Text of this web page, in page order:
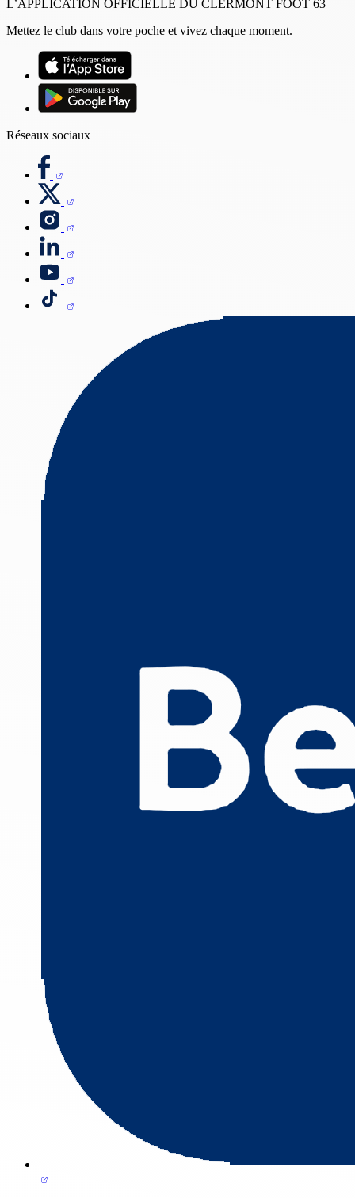
L’APPLICATION OFFICIELLE DU CLERMONT FOOT 63
Mettez le club dans votre poche et vivez chaque moment.
Réseaux sociaux